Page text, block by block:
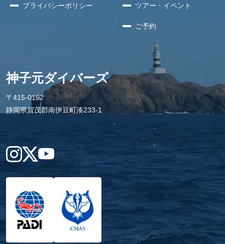
プライバシーポリシー ツアー・イベント
ご予約
神子元ダイバーズ
〒415-0152
静岡県賀茂郡南伊豆町湊233-1
Instagram